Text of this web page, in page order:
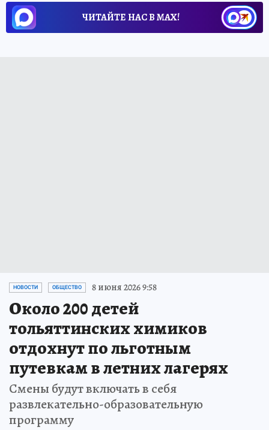
ЧИТАЙТЕ НАС В МАХ!
НОВОСТИ ОБЩЕСТВО 8 июня 2026 9:58
Около 200 детей
тольяттинских химиков
отдохнут по льготным
путевкам в летних лагерях
Смены будут включать в себя
развлекательно-образовательную
программу